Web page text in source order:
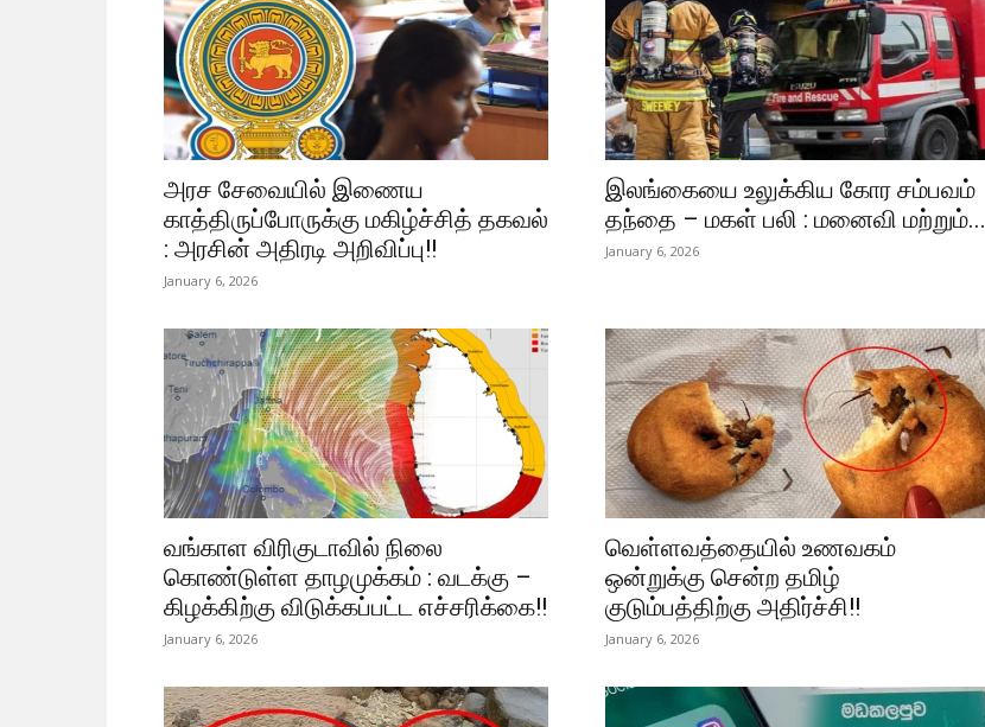
அரச சேவையில் இணைய
காத்திருப்போருக்கு மகிழ்ச்சித் தகவல்
: அரசின் அதிரடி அறிவிப்பு!!
January 6, 2026
இலங்கையை உலுக்கிய கோர சம்பவம்
தந்தை – மகள் பலி : மனைவி மற்றும்...
January 6, 2026
வங்காள விரிகுடாவில் நிலை
கொண்டுள்ள தாழமுக்கம் : வடக்கு –
கிழக்கிற்கு விடுக்கப்பட்ட எச்சரிக்கை!!
January 6, 2026
வெள்ளவத்தையில் உணவகம்
ஒன்றுக்கு சென்ற தமிழ்
குடும்பத்திற்கு அதிர்ச்சி!!
January 6, 2026